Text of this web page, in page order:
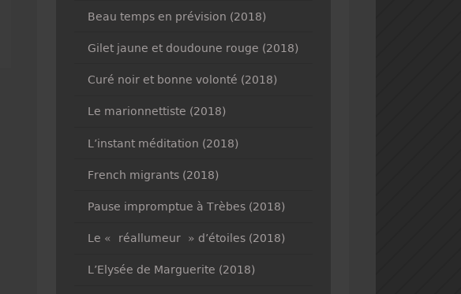
Beau temps en prévision (2018)
Gilet jaune et doudoune rouge (2018)
Curé noir et bonne volonté (2018)
Le marionnettiste (2018)
L’instant méditation (2018)
French migrants (2018)
Pause impromptue à Trèbes (2018)
Le « réallumeur » d’étoiles (2018)
L’Elysée de Marguerite (2018)